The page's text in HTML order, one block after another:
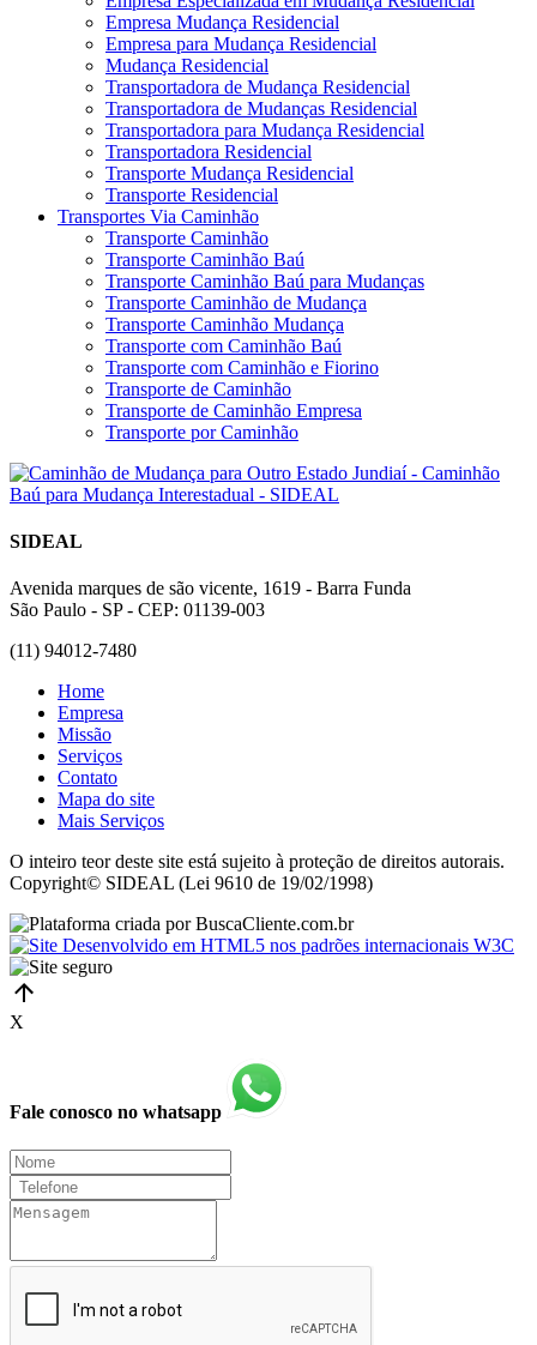
Empresa Mudança Residencial
Empresa para Mudança Residencial
Mudança Residencial
Transportadora de Mudança Residencial
Transportadora de Mudanças Residencial
Transportadora para Mudança Residencial
Transportadora Residencial
Transporte Mudança Residencial
Transporte Residencial
Transportes Via Caminhão
Transporte Caminhão
Transporte Caminhão Baú
Transporte Caminhão Baú para Mudanças
Transporte Caminhão de Mudança
Transporte Caminhão Mudança
Transporte com Caminhão Baú
Transporte com Caminhão e Fiorino
Transporte de Caminhão
Transporte de Caminhão Empresa
Transporte por Caminhão
SIDEAL
Avenida marques de são vicente, 1619 - Barra Funda
São Paulo - SP - CEP: 01139-003
(11) 94012-7480
Home
Empresa
Missão
Serviços
Contato
Mapa do site
Mais Serviços
O inteiro teor deste site está sujeito à proteção de direitos autorais.
Copyright© SIDEAL (Lei 9610 de 19/02/1998)
X
Fale conosco no whatsapp